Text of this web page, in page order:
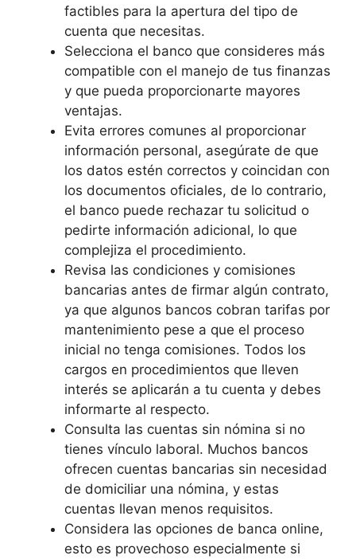
factibles para la apertura del tipo de
cuenta que necesitas.
Selecciona el banco que consideres más
compatible con el manejo de tus finanzas
y que pueda proporcionarte mayores
ventajas.
Evita errores comunes al proporcionar
información personal, asegúrate de que
los datos estén correctos y coincidan con
los documentos oficiales, de lo contrario,
el banco puede rechazar tu solicitud o
pedirte información adicional, lo que
complejiza el procedimiento.
Revisa las condiciones y comisiones
bancarias antes de firmar algún contrato,
ya que algunos bancos cobran tarifas por
mantenimiento pese a que el proceso
inicial no tenga comisiones. Todos los
cargos en procedimientos que lleven
interés se aplicarán a tu cuenta y debes
informarte al respecto.
Consulta las cuentas sin nómina si no
tienes vínculo laboral. Muchos bancos
ofrecen cuentas bancarias sin necesidad
de domiciliar una nómina, y estas
cuentas llevan menos requisitos.
Considera las opciones de banca online,
esto es provechoso especialmente si